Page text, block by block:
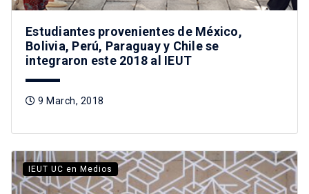
Estudiantes provenientes de México,
Bolivia, Perú, Paraguay y Chile se
integraron este 2018 al IEUT
9 March, 2018
IEUT UC en Medios